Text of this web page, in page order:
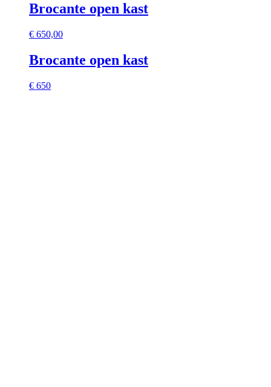
Brocante open kast
€ 650,00
Brocante open kast
€ 650